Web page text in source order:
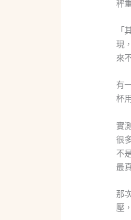
秤
現
來
有
杯
實
很
不
最
那
壓